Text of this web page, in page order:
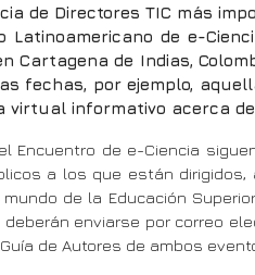
de Directores TIC más
Latinoamericano de e-
Cartagena de Indias,
fechas, por ejemplo,
informativo acerca
Encuentro de e-Ciencia
a los que están
de la Educación
enviarse por correo
de Autores de ambos